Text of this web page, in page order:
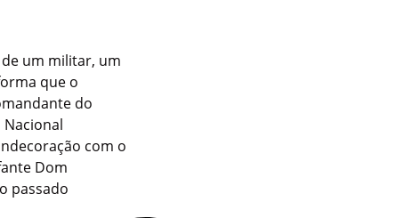
um militar, um
que o
do
com o
Dom
passado